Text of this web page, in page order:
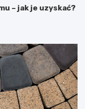
– jak je uzyskać?